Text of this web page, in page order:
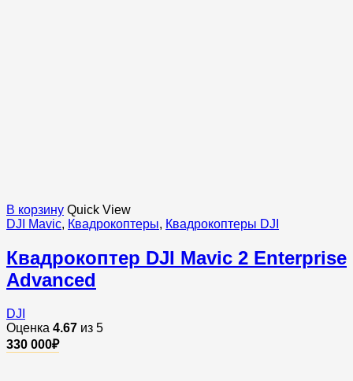
В корзину Quick View
DJI Mavic, Квадрокоптеры, Квадрокоптеры DJI
Квадрокоптер DJI Mavic 2 Enterprise
Advanced
DJI
Оценка 4.67 из 5
330 000₽